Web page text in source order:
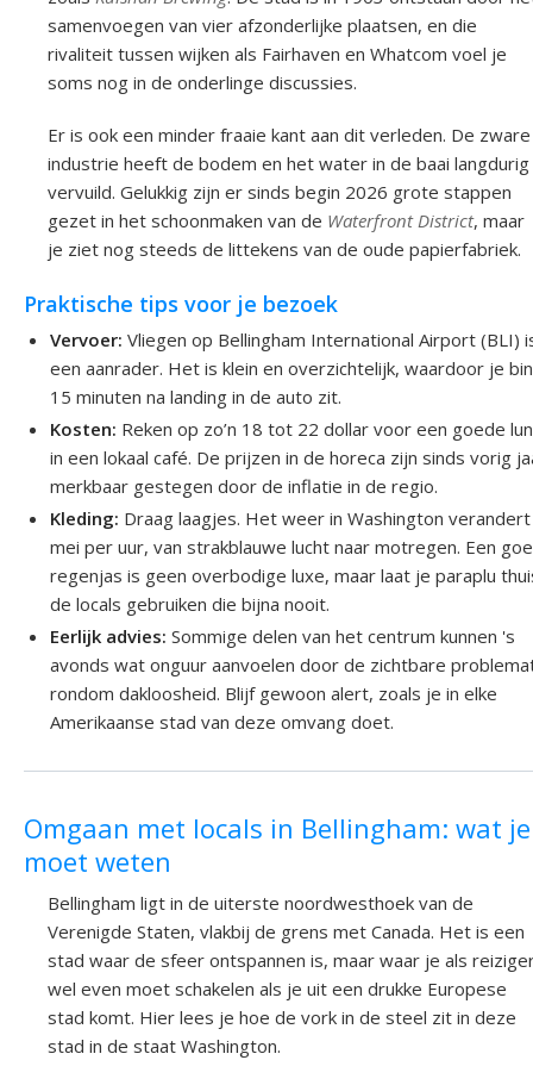
samenvoegen van vier afzonderlijke plaatsen, en die
rivaliteit tussen wijken als Fairhaven en Whatcom voel je
soms nog in de onderlinge discussies.
Er is ook een minder fraaie kant aan dit verleden. De zware
industrie heeft de bodem en het water in de baai langdurig
vervuild. Gelukkig zijn er sinds begin 2026 grote stappen
gezet in het schoonmaken van de Waterfront District, maar
je ziet nog steeds de littekens van de oude papierfabriek.
Praktische tips voor je bezoek
Vervoer: Vliegen op Bellingham International Airport (BLI)
een aanrader. Het is klein en overzichtelijk, waardoor je
15 minuten na landing in de auto zit.
Kosten: Reken op zo’n 18 tot 22 dollar voor een goede
in een lokaal café. De prijzen in de horeca zijn sinds vorig
merkbaar gestegen door de inflatie in de regio.
Kleding: Draag laagjes. Het weer in Washington
mei per uur, van strakblauwe lucht naar motregen. Een
regenjas is geen overbodige luxe, maar laat je paraplu
de locals gebruiken die bijna nooit.
Eerlijk advies: Sommige delen van het centrum kunnen 's
avonds wat onguur aanvoelen door de zichtbare
rondom dakloosheid. Blijf gewoon alert, zoals je in elke
Amerikaanse stad van deze omvang doet.
Omgaan met locals in Bellingham: wat je
moet weten
Bellingham ligt in de uiterste noordwesthoek van de
Verenigde Staten, vlakbij de grens met Canada. Het is een
stad waar de sfeer ontspannen is, maar waar je als
wel even moet schakelen als je uit een drukke Europese
stad komt. Hier lees je hoe de vork in de steel zit in deze
stad in de staat Washington.